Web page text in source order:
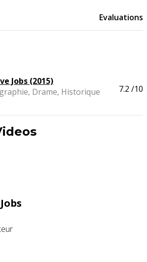
Evaluations
Jobs (2015)
Drame, Historique
7.2 /10